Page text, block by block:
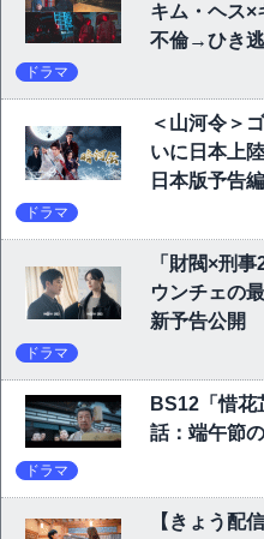
キム・ヘス×
不倫→ひき
ドラマ
＜山河令＞
いに日本上
日本版予告
ドラマ
「財閥×刑
ウンチェの
新予告公開
ドラマ
BS12「惜花
話：端午節
ドラマ
【きょう配